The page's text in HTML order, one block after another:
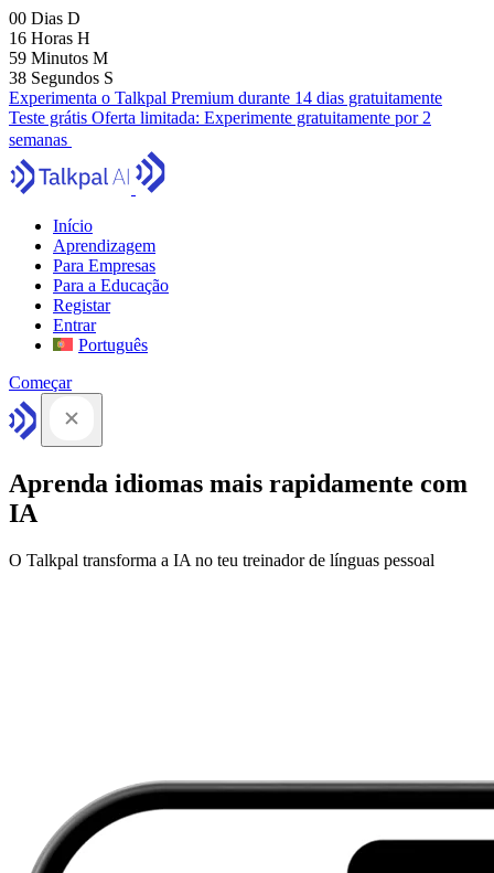
00 Dias D
16 Horas H
59 Minutos M
37 Segundos S
Experimenta o Talkpal Premium durante 14 dias gratuitamente
Teste grátis Oferta limitada: Experimente gratuitamente por 2
semanas
Início
Aprendizagem
Para Empresas
Para a Educação
Registar
Entrar
Português
Começar
Aprenda idiomas mais rapidamente com
IA
O Talkpal transforma a IA no teu treinador de línguas pessoal